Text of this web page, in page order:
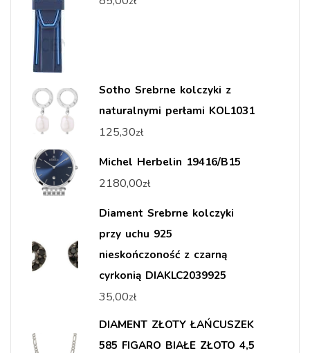
Sotho Srebrne kolczyki z
naturalnymi perłami KOL1031
125,30zł
Michel Herbelin 19416/B15
2180,00zł
Diament Srebrne kolczyki
przy uchu 925
nieskończoność z czarną
cyrkonią DIAKLC2039925
35,00zł
DIAMENT ZŁOTY ŁAŃCUSZEK
585 FIGARO BIAŁE ZŁOTO 4,5